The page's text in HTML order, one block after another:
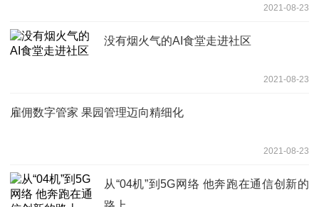
2021-08-23
没有烟火气的AI食堂走进社区
2021-08-23
雇佣数字管家 果园管理迈向精细化
2021-08-23
从“04机”到5G网络 他奔跑在通信创新的